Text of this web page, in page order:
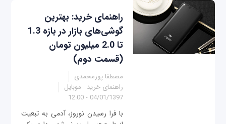
راهنمای خرید: بهترین
گوشی‌های بازار در بازه 1.3
تا 2.0 میلیون تومان
(قسمت دوم)
مصطفا پورمحمدی
راهنمای خرید
موبایل
04/01/1397 - 12:00
با فرا رسیدن نوروز، آدمی به تبعیت